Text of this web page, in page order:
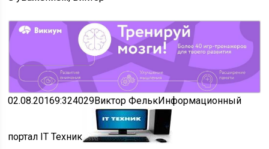
02.08.20169:324029Виктор ФелькИнформационный
портал IT Техник